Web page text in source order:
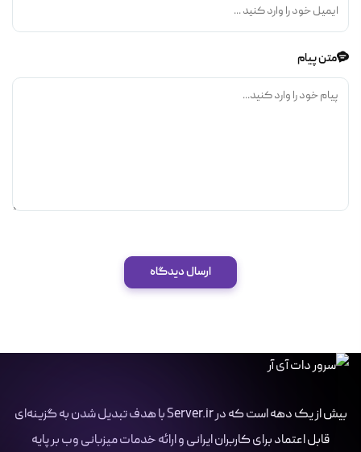
متن پیام
ارسال دیدگاه
بیش از یک دهه است که در Server.ir با هدف تبدیل شدن به گزینه‌ای
قابل اعتماد برای کاربران ایرانی و ارائه خدمات میزبانی وب بر پایه